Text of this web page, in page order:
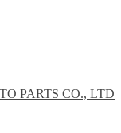
PARTS CO., LTD